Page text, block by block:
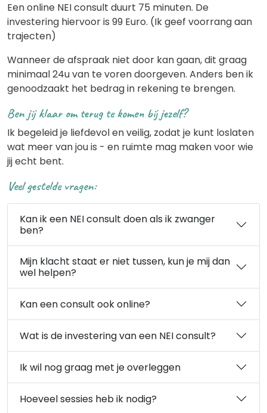
Een online NEI consult duurt 75 minuten. De
investering hiervoor is 99 Euro. (Ik geef voorrang aan
trajecten)
Wanneer de afspraak niet door kan gaan, dit graag
minimaal 24u van te voren doorgeven. Anders ben ik
genoodzaakt het bedrag in rekening te brengen.
Ben jij klaar om terug te komen bij jezelf?
Ik begeleid je liefdevol en veilig, zodat je kunt loslaten
wat meer van jou is - en ruimte mag maken voor wie
jij echt bent.
Veel gestelde vragen:
Kan ik een NEI consult doen als ik zwanger
ben?
Mijn klacht staat er niet tussen, kun je mij dan
wel helpen?
Kan een consult ook online?
Wat is de investering van een NEI consult?
Ik wil nog graag met je overleggen
Hoeveel sessies heb ik nodig?